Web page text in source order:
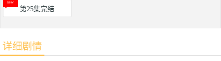
第25集完结
详细剧情